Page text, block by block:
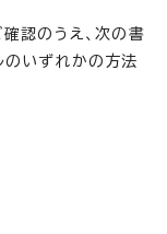
確認のうえ、次の書
のいずれかの方法